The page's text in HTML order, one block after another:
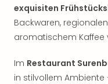
exquisiten
Backwaren,
aromatischem Kaffee
Im Restaurant
in stilvollem